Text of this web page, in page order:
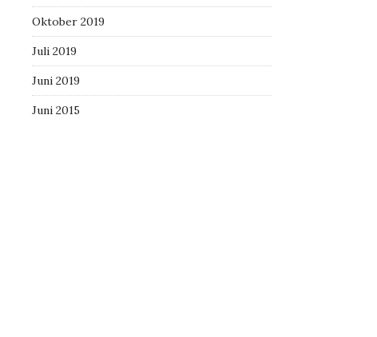
Oktober 2019
Juli 2019
Juni 2019
Juni 2015